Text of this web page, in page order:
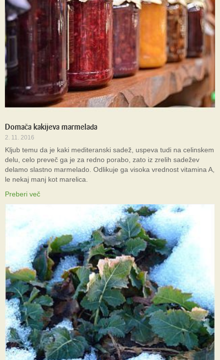
Domača kakijeva marmelada
2. 11. 2016
Kljub temu da je kaki mediteranski sadež, uspeva tudi na celinskem
delu, celo preveč ga je za redno porabo, zato iz zrelih sadežev
delamo slastno marmelado. Odlikuje ga visoka vrednost vitamina A,
le nekaj manj kot marelica.
Preberi več